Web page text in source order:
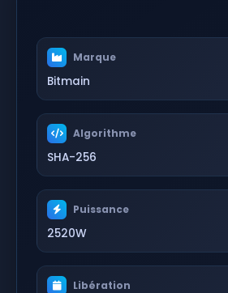
Marque
Bitmain
Algorithme
SHA-256
Puissance
2520W
Libération